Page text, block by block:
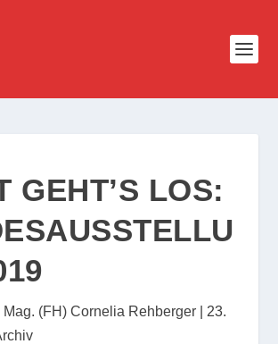
GEHT’S LOS:
Mag. (FH) Cornelia Rehberger
23.